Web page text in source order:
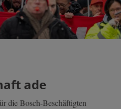
ade
die Bosch-Beschäftigten